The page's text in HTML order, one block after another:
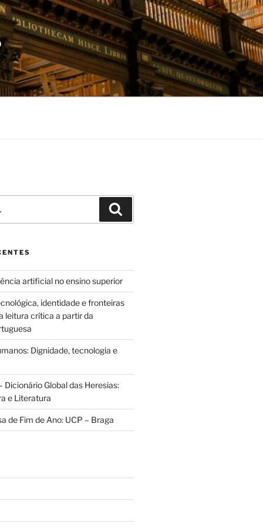
artificial no ensino superior
identidade e fronteiras
leitura crítica a partir da
Dignidade, tecnologia e
Dicionário Global das Heresias:
e Literatura
de Fim de Ano: UCP – Braga